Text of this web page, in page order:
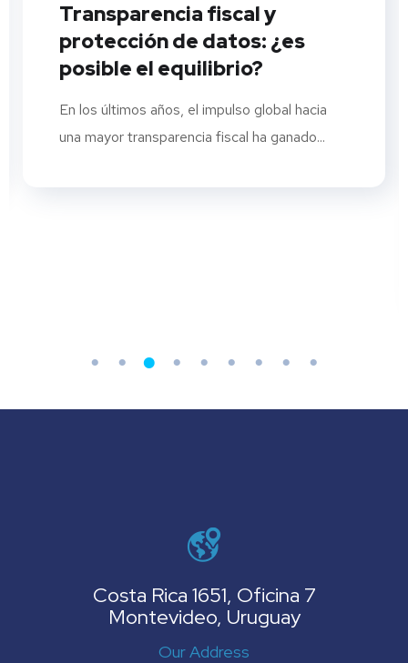
Transparencia fiscal y
protección de datos: ¿es
posible el equilibrio?
En los últimos años, el impulso global hacia
una mayor transparencia fiscal ha ganado...
Costa Rica 1651, Oficina 7
Montevideo, Uruguay
Our Address